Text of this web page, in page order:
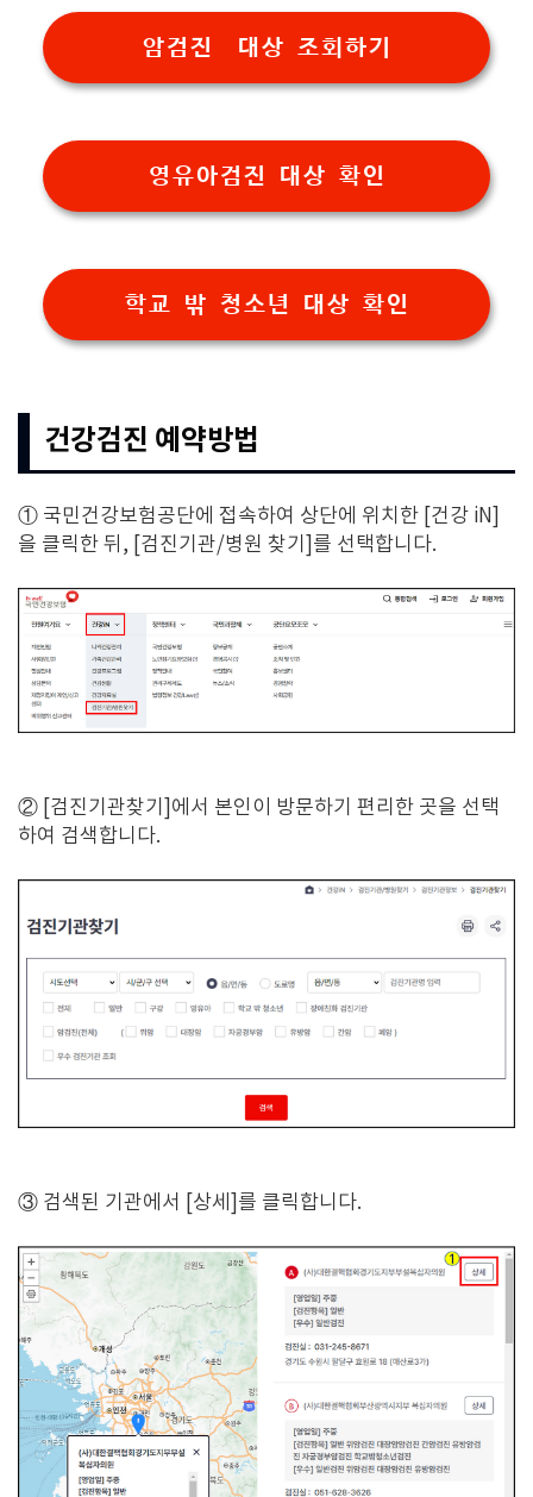
암검진 대상 조회하기
영유아검진 대상 확인
학교 밖 청소년 대상 확인
건강검진 예약방법
① 국민건강보험공단에 접속하여 상단에 위치한 [건강 iN]
을 클릭한 뒤, [검진기관/병원 찾기]를 선택합니다.
② [검진기관찾기]에서 본인이 방문하기 편리한 곳을 선택
하여 검색합니다.
③ 검색된 기관에서 [상세]를 클릭합니다.